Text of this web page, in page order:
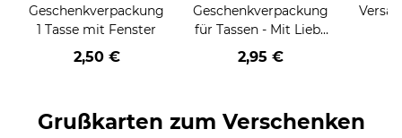
Geschenkverpackung
1 Tasse mit Fenster
2,50 €
Geschenkverpackung
für Tassen - Mit Liebe
geschenkt
2,95 €
Grußkarten zum Verschenken